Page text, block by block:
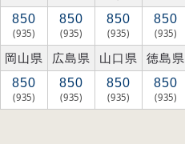
850
(935)
850
(935)
850
(935)
850
(935)
岡山県 広島県 山口県 徳島県
850
(935)
850
(935)
850
(935)
850
(935)